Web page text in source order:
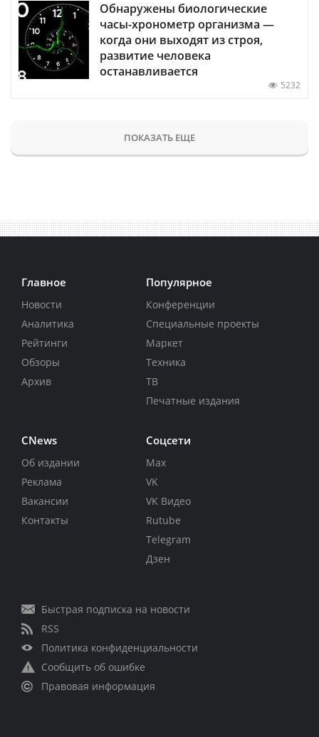
Обнаружены биологические
часы-хронометр организма —
когда они выходят из строя,
развитие человека
останавливается
5232
ПОКАЗАТЬ ЕЩЕ
Главное
Новости
Аналитика
Рейтинги
Обзоры
Архив
Популярное
Конференции
Специальные проекты
Маркет
Техника
ТВ
Печатные издания
CNews
Об издании
Реклама
Вакансии
Контакты
Соцсети
Max
VK
VK Видео
Rutube
Telegram
Дзен
Быстрая подписка на новости
RSS
Политика конфиденциальности
Сообщить об ошибке
Правовая информация